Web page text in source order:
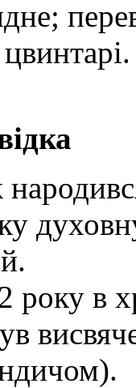
року в